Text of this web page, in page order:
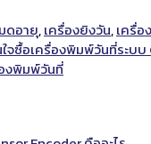
ดอายุ,เครื่องยิงวัน,เครื่อ
ซื้อเครื่องพิมพ์วันที่ระบบ
งพิมพ์วันที่